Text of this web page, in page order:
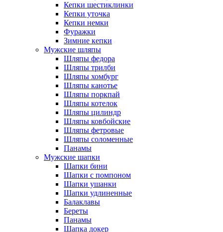
Кепки шестиклинки
Кепки уточка
Кепки немки
Фуражки
Зимние кепки
Мужские шляпы
Шляпы федора
Шляпы трилби
Шляпы хомбург
Шляпы канотье
Шляпы поркпай
Шляпы котелок
Шляпы цилиндр
Шляпы ковбойские
Шляпы фетровые
Шляпы соломенные
Панамы
Мужские шапки
Шапки бини
Шапки с помпоном
Шапки ушанки
Шапки удлиненные
Балаклавы
Береты
Панамы
Шапка докер